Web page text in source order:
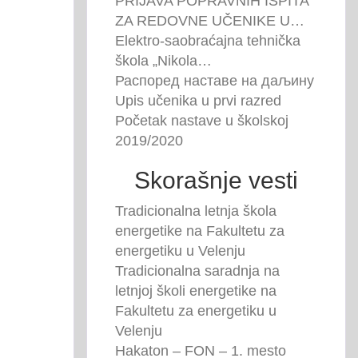
ZA REDOVNE UČENIKE U…
Elektro-saobraćajna tehnička
škola „Nikola…
Распоред наставе на даљину
Upis učenika u prvi razred
Početak nastave u školskoj
2019/2020
Skorašnje vesti
Tradicionalna letnja škola
energetike na Fakultetu za
energetiku u Velenju
Tradicionalna saradnja na
letnjoj školi energetike na
Fakultetu za energetiku u
Velenju
Hakaton – FON – 1. mesto